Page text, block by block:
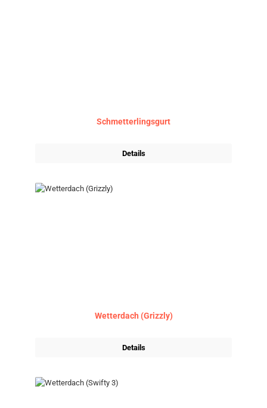
Schmetterlingsgurt
Details
Wetterdach (Grizzly)
Details